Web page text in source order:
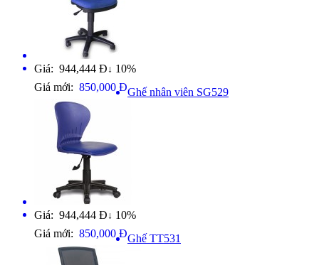
Giá: 944,444 Đ ↓ 10%
Giá mới: 850,000 ĐGhế nhân viên SG529
Giá: 944,444 Đ ↓ 10%
Giá mới: 850,000 ĐGhế TT531